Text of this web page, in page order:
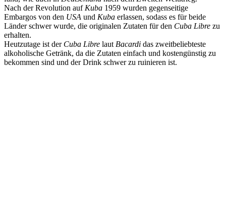
Nach der Revolution auf Kuba 1959 wurden gegenseitige
Embargos von den USA und Kuba erlassen, sodass es für beide
Länder schwer wurde, die originalen Zutaten für den Cuba Libre zu
erhalten.
Heutzutage ist der Cuba Libre laut Bacardi das zweitbeliebteste
alkoholische Getränk, da die Zutaten einfach und kostengünstig zu
bekommen sind und der Drink schwer zu ruinieren ist.